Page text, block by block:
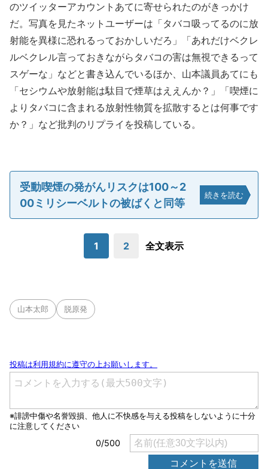
のツイッターアカウントあてに寄せられたのがきっかけ
だ。写真を見たネットユーザーは「タバコ吸ってるのに放
射能を異様に恐れるっておかしいだろ」「あれだけベクレ
ルベクレル言っておきながらタバコの害は無視できるって
スゲーな」などと書き込んでいるほか、山本議員あてにも
「セシウムや放射能は駄目で煙草はええんか？」「喫煙に
よりタバコに含まれる放射性物質を拡散するとは何事です
か？」など批判のリプライを投稿している。
受動喫煙の発がんリスクは100～2
00ミリシーベルトの被ばくと同等
続きを読む
1 2 全文表示
山本太郎 脱原発